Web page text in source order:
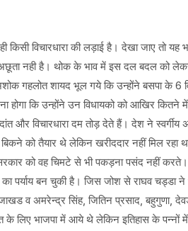
किसी विचारधारा की लड़ाई है। देखा जाए तो यह
नही है। थोक के भाव में इस दल बदल को
गहलोत शायद भूल गये कि उन्होंने बसपा के 6
कि उन्होंने उन विधायको को आखिर कितने
और विचारधारा दम तोड़ देते हैं। देश ने स्वर्गीय
को तैयार थे लेकिन खरीददार नहीं मिल रहा
को वह चिमटे से भी पकड़ना पसंद नहीं
पर्याय बन चुकी है। जिस जोश से राघव चड्डा ने
व अमरेन्द्र सिंह, जितिन प्रसाद, बहुगुणा,
के लिए भाजपा में आये थे लेकिन इतिहास के पन्नों में